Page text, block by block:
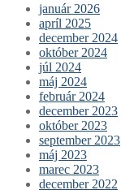
január 2026
apríl 2025
december 2024
október 2024
júl 2024
máj 2024
február 2024
december 2023
október 2023
september 2023
máj 2023
marec 2023
december 2022